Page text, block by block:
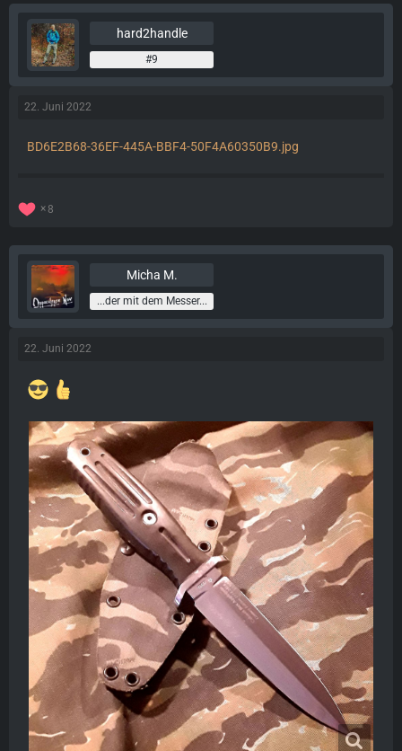
hard2handle
#9
22. Juni 2022
BD6E2B68-36EF-445A-BBF4-50F4A60350B9.jpg
8
Micha M.
...der mit dem Messer...
22. Juni 2022